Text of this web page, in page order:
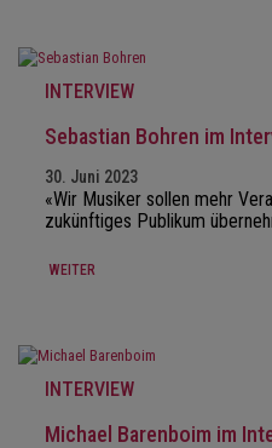
INTERVIEW
Sebastian Bohren im
30. Juni 2023
«Wir Musiker sollen mehr
zukünftiges Publikum
WEITER
INTERVIEW
Michael Barenboim im